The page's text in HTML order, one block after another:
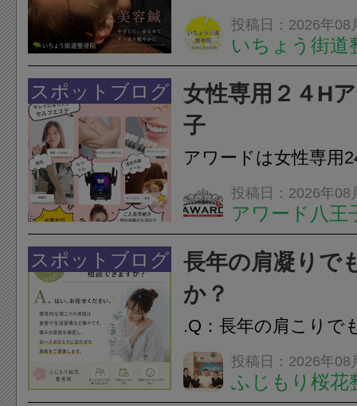
ありませんか？無意
は、顎の痛みや疲れ
フェイスラインの張
のこわばり・頭痛や
ながることがありま
投稿日：2026年08
いちょう街道
スポットブログ
女性専用２４H
子
アワードは女性専用
フエステを 思いっ
開催中
投稿日：2026年08
アワード八王
24時間ジム&
脱毛
スポットブログ
長年の肩凝りで
か？
.Q：長年の肩こりで
か？A：はい、お任
性的な肩こりの原因
投稿日：2026年08
ふじもり桜花